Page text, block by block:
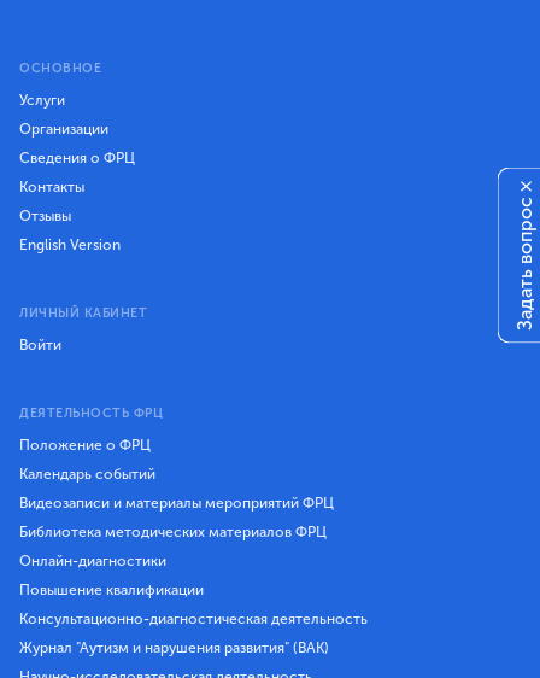
ОСНОВНОЕ
Услуги
Организации
Сведения о ФРЦ
Контакты
Отзывы
English Version
ЛИЧНЫЙ КАБИНЕТ
Войти
ДЕЯТЕЛЬНОСТЬ ФРЦ
Положение о ФРЦ
Календарь событий
Видеозаписи и материалы мероприятий ФРЦ
Библиотека методических материалов ФРЦ
Онлайн-диагностики
Повышение квалификации
Консультационно-диагностическая деятельность
Журнал "Аутизм и нарушения развития" (ВАК)
Задать вопрос
×